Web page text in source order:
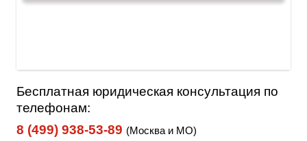
Бесплатная юридическая консультация по
телефонам:
8 (499) 938-53-89 (Москва и МО)